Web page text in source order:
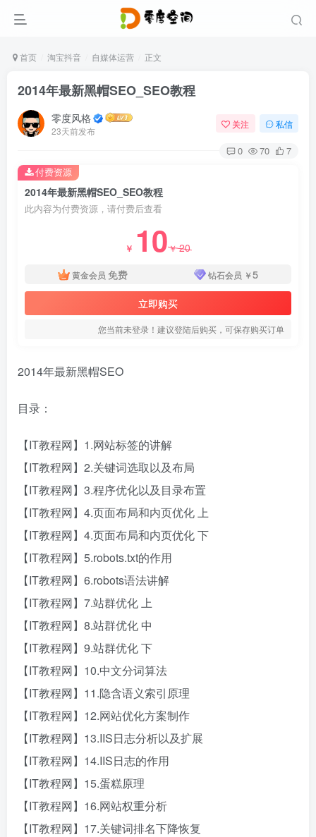
首页 淘宝抖音 自媒体运营 正文
2014年最新黑帽SEO_SEO教程
零度风格
23天前发布
关注 私信
0 70 7
2014年最新黑帽SEO_SEO教程
此内容为付费资源，请付费后查看
￥ 10￥20
黄金会员 免费 钻石会员 ￥5
立即购买
您当前未登录！建议登陆后购买，可保存购买订单
付费资源
2014年最新黑帽SEO
目录：
【IT教程网】1.网站标签的讲解
【IT教程网】2.关键词选取以及布局
【IT教程网】3.程序优化以及目录布置
【IT教程网】4.页面布局和内页优化 上
【IT教程网】4.页面布局和内页优化 下
【IT教程网】5.robots.txt的作用
【IT教程网】6.robots语法讲解
【IT教程网】7.站群优化 上
【IT教程网】8.站群优化 中
【IT教程网】9.站群优化 下
【IT教程网】10.中文分词算法
【IT教程网】11.隐含语义索引原理
【IT教程网】12.网站优化方案制作
【IT教程网】13.IIS日志分析以及扩展
【IT教程网】14.IIS日志的作用
【IT教程网】15.蛋糕原理
【IT教程网】16.网站权重分析
【IT教程网】17.关键词排名下降恢复